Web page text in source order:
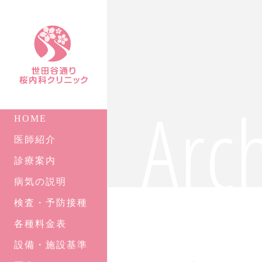
HOME
医師紹介
診療案内
病気の説明
検査・予防接種
各種料金表
設備・施設基準